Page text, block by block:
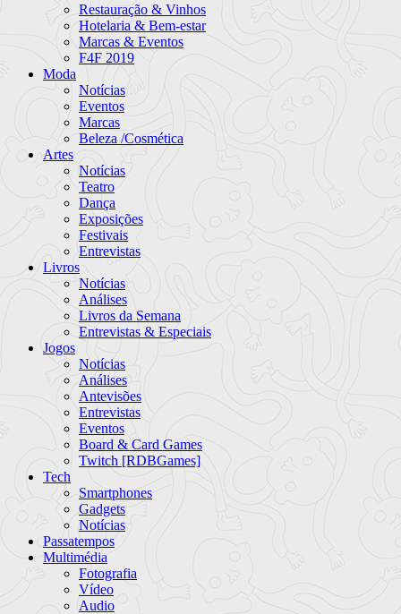
Restauração & Vinhos
Hotelaria & Bem-estar
Marcas & Eventos
F4F 2019
Moda
Notícias
Eventos
Marcas
Beleza /Cosmética
Artes
Notícias
Teatro
Dança
Exposições
Festivais
Entrevistas
Livros
Notícias
Análises
Livros da Semana
Entrevistas & Especiais
Jogos
Notícias
Análises
Antevisões
Entrevistas
Eventos
Board & Card Games
Twitch [RDBGames]
Tech
Smartphones
Gadgets
Notícias
Passatempos
Multimédia
Fotografia
Vídeo
Audio